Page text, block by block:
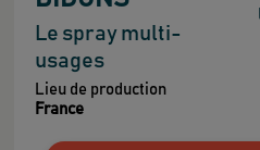
Le spray multi-
usages
Lieu de production
France